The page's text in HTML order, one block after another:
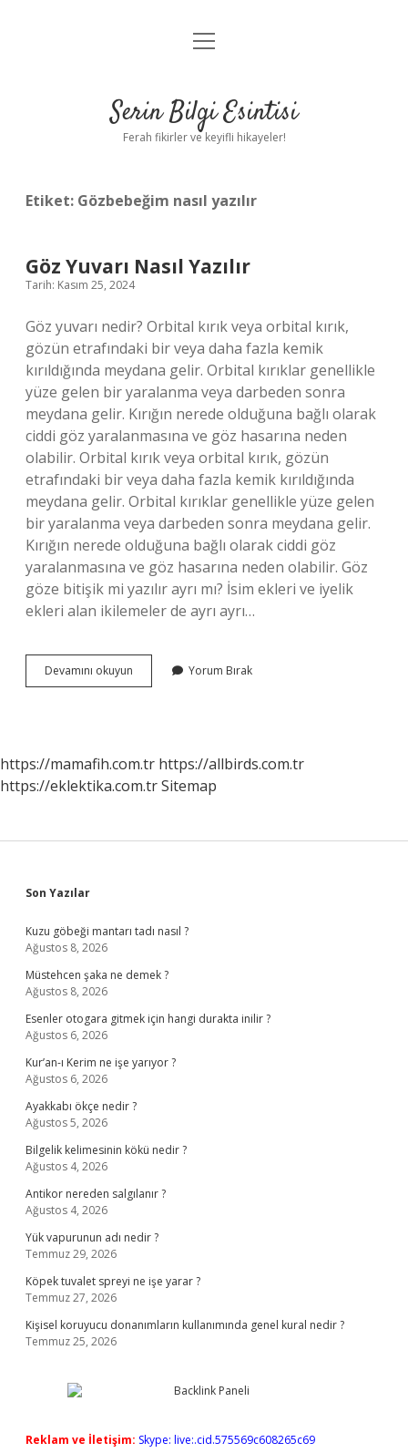
Anasayfa
Yasal Uyarı
menüyü
Serin Bilgi Esintisi
Ferah fikirler ve keyifli hikayeler!
Etiket: Gözbebeğim nasıl yazılır
Göz Yuvarı Nasıl Yazılır
Tarih: Kasım 25, 2024
Göz yuvarı nedir? Orbital kırık veya orbital kırık,
gözün etrafındaki bir veya daha fazla kemik
kırıldığında meydana gelir. Orbital kırıklar genellikle
yüze gelen bir yaralanma veya darbeden sonra
meydana gelir. Kırığın nerede olduğuna bağlı olarak
ciddi göz yaralanmasına ve göz hasarına neden
olabilir. Orbital kırık veya orbital kırık, gözün
etrafındaki bir veya daha fazla kemik kırıldığında
meydana gelir. Orbital kırıklar genellikle yüze gelen
bir yaralanma veya darbeden sonra meydana gelir.
Kırığın nerede olduğuna bağlı olarak ciddi göz
yaralanmasına ve göz hasarına neden olabilir. Göz
göze bitişik mi yazılır ayrı mı? İsim ekleri ve iyelik
ekleri alan ikilemeler de ayrı ayrı…
Devamını okuyun
Yuvarı
Yorum Bırak
https://mamafih.com.tr https://allbirds.com.tr
https://eklektika.com.trSitemap
Sidebar
Son Yazılar
Kuzu göbeği mantarı tadı nasıl ?
Ağustos 8, 2026
Müstehcen şaka ne demek ?
Ağustos 8, 2026
Esenler otogara gitmek için hangi durakta inilir ?
Ağustos 6, 2026
Kur’an-ı Kerim ne işe yarıyor ?
Ağustos 6, 2026
Ayakkabı ökçe nedir ?
Ağustos 5, 2026
Bilgelik kelimesinin kökü nedir ?
Ağustos 4, 2026
Antikor nereden salgılanır ?
Ağustos 4, 2026
Yük vapurunun adı nedir ?
Temmuz 29, 2026
Köpek tuvalet spreyi ne işe yarar ?
Temmuz 27, 2026
Kişisel koruyucu donanımların kullanımında genel kural nedir ?
Temmuz 25, 2026
Reklam ve İletişim: Skype: live:.cid.575569c608265c69